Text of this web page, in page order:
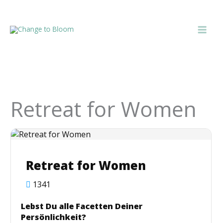
springen
Retreat for Women
Retreat for Women
1341
Lebst Du alle Facetten Deiner
Persönlichkeit?